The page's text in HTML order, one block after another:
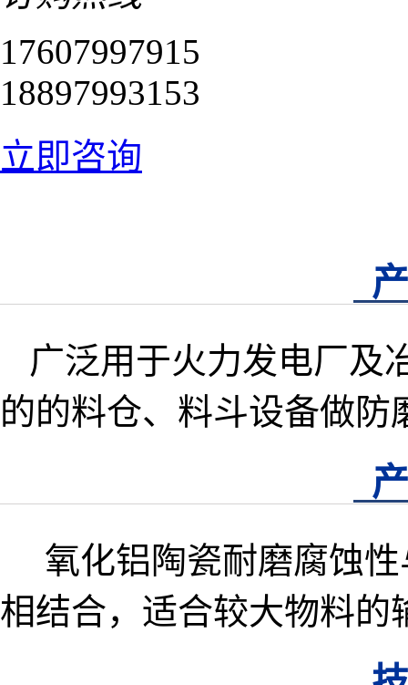
17607997915
18897993153
立即咨询
广泛用于火力发电厂及
的的料仓、料斗设备做防
氧化铝陶瓷耐磨腐蚀
相结合，适合较大物料的